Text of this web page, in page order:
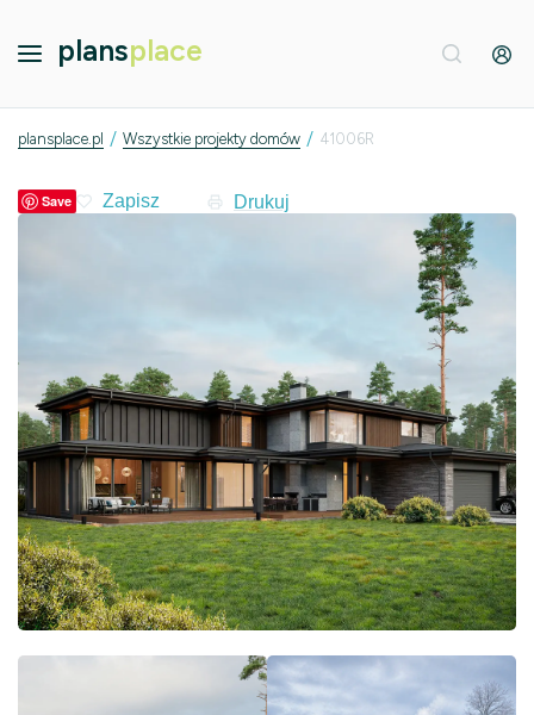
plansplace
plansplace.pl / Wszystkie projekty domów / 41006R
Save Drukuj